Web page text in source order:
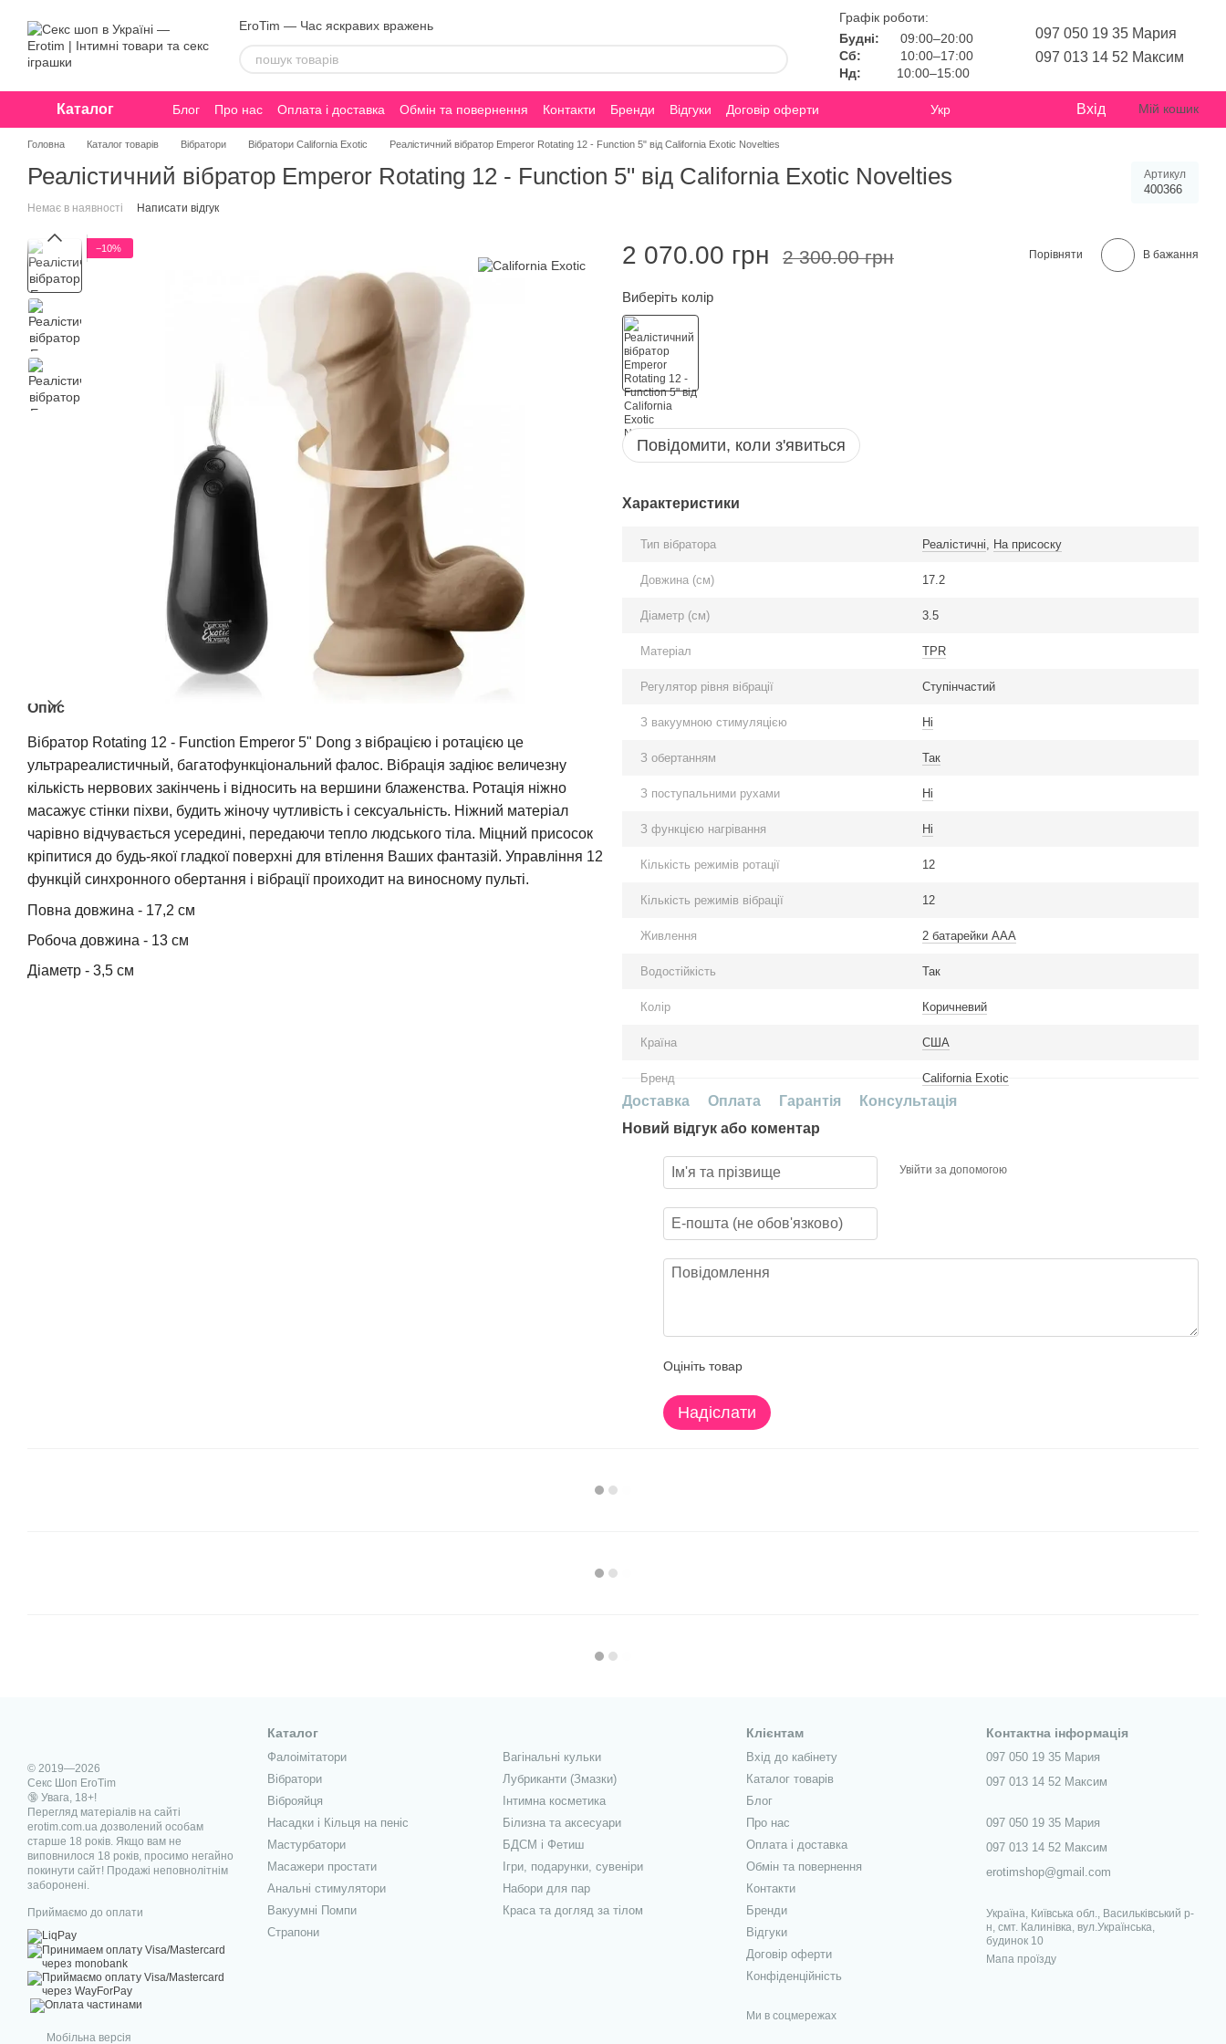
EroTim — Час яскравих вражень
Графік роботи:
Будні:
09:00–20:00
Сб:
10:00–17:00
Нд:
10:00–15:00
097 050 19 35 Мария
097 013 14 52 Максим
Каталог Блог Про нас Оплата і доставка Обмін та повернення Контакти Бренди Відгуки
Договір оферти
Конфіденційність
Укр Вхід Мій кошик
Головна Каталог товарів Вібратори Вібратори California Exotic Реалістичний вібратор Emperor Rotating 12 - Function 5" від California Exotic Novelties
Реалістичний вібратор Emperor Rotating 12 - Function 5" від California Exotic Novelties Артикул
400366
Немає в наявності Написати відгук
−10%
Опис
Вібратор Rotating 12 - Function Emperor 5" Dong з вібрацією і ротацією це
ультрареалистичный, багатофункціональний фалос. Вібрація задіює величезну
кількість нервових закінчень і відносить на вершини блаженства. Ротація ніжно
масажує стінки піхви, будить жіночу чутливість і сексуальність. Ніжний матеріал
чарівно відчувається усередині, передаючи тепло людського тіла. Міцний присосок
кріпитися до будь-якої гладкої поверхні для втілення Ваших фантазій. Управління 12
функцій синхронного обертання і вібрації проиходит на виносному пульті.
Повна довжина - 17,2 см
Робоча довжина - 13 см
Діаметр - 3,5 см
2 070.00 грн 2 300.00 грн Порівняти В бажання
Виберіть колір
Повідомити, коли з'явиться
Характеристики
Тип вібратора Реалістичні, На присоску
Довжина (см) 17.2
Діаметр (см) 3.5
Матеріал TPR
Регулятор рівня вібрації Ступінчастий
З вакуумною стимуляцією Ні
З обертанням Так
З поступальними рухами Ні
З функцією нагрівання Ні
Кількість режимів ротації 12
Кількість режимів вібрації 12
Живлення 2 батарейки ААА
Водостійкість Так
Колір Коричневий
Країна США
Бренд California Exotic
Доставка Оплата Гарантія
Консультація
Новий відгук або коментар
Увійти за допомогою
Оцініть товар
Надіслати
© 2019—2026
Секс Шоп EroTim
🔞 Увага, 18+!
Перегляд матеріалів на сайті
erotim.com.ua дозволений особам
старше 18 років. Якщо вам не
виповнилося 18 років, просимо негайно
покинути сайт! Продажі неповнолітнім
заборонені.
Приймаємо до оплати
Мобільна версія
Каталог
Фалоімітатори
Вібратори
Віброяйця
Насадки і Кільця на пеніс
Мастурбатори
Масажери простати
Анальні стимулятори
Вакуумні Помпи
Страпони
Вагінальні кульки
Лубриканти (Змазки)
Інтимна косметика
Білизна та аксесуари
БДСМ і Фетиш
Ігри, подарунки, сувеніри
Набори для пар
Краса та догляд за тілом
Клієнтам
Вхід до кабінету
Каталог товарів
Блог
Про нас
Оплата і доставка
Обмін та повернення
Контакти
Бренди
Відгуки
Договір оферти
Конфіденційність
Ми в соцмережах
Контактна інформація
097 050 19 35 Мария
097 013 14 52 Максим
097 050 19 35 Мария
097 013 14 52 Максим
erotimshop@gmail.com
Україна, Київська обл., Васильківський р-
н, смт. Калинівка, вул.Українська,
будинок 10
Мапа проїзду